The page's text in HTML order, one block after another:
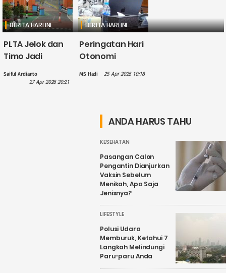
BERITA HARI INI
PLTA Jelok dan
Timo Jadi
dalam
Saiful Ardianto
27 Apr 2026 20:21
BERITA HARI INI
Peringatan Hari
Otonomi
Hilmy: Hak
Sekadar
Wacana
MS Hadi 25 Apr 2026 10:18
ANDA HARUS TAHU
KESEHATAN
Pasangan Calon
Pengantin Dianjurkan
Vaksin Sebelum
Menikah, Apa Saja
Jenisnya?
LIFESTYLE
Polusi Udara
Memburuk, Ketahui 7
Langkah Melindungi
Paru-paru Anda